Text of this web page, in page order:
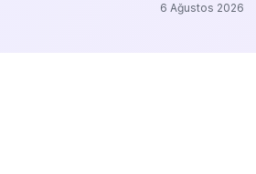
6 Ağustos 2026